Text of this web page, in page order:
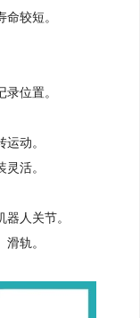
较短。
位置。
动。
活。
人关节。
轨。